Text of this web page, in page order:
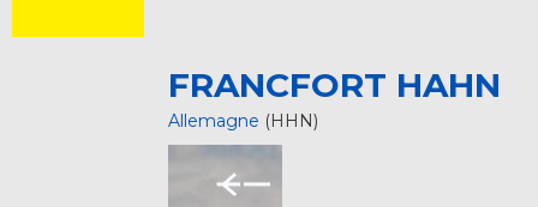
FRANCFORT HAHN
Allemagne (HHN)